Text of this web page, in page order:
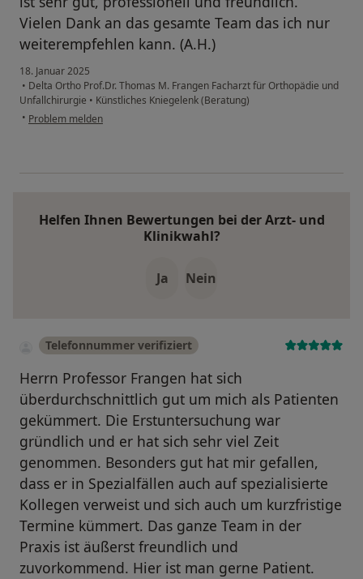
Vielen Dank an das gesamte Team das ich nur
weiterempfehlen kann. (A.H.)
18. Januar 2025
• Delta Ortho Prof.Dr. Thomas M. Frangen Facharzt für Orthopädie und
Unfallchirurgie • Künstliches Kniegelenk (Beratung)
• Problem melden
Helfen Ihnen Bewertungen bei der Arzt- und
Klinikwahl?
Ja Nein
Telefonnummer verifiziert
Herrn Professor Frangen hat sich
überdurchschnittlich gut um mich als Patienten
gekümmert. Die Erstuntersuchung war
gründlich und er hat sich sehr viel Zeit
genommen. Besonders gut hat mir gefallen,
dass er in Spezialfällen auch auf spezialisierte
Kollegen verweist und sich auch um kurzfristige
Termine kümmert. Das ganze Team in der
Praxis ist äußerst freundlich und
zuvorkommend. Hier ist man gerne Patient.